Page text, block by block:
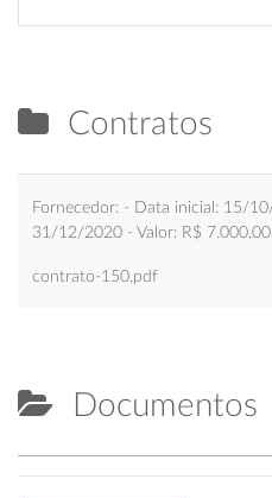
Contratos
Fornecedor: - Data inicial: 15/
31/12/2020 - Valor: R$ 7.000,00
contrato-150.pdf
Documentos